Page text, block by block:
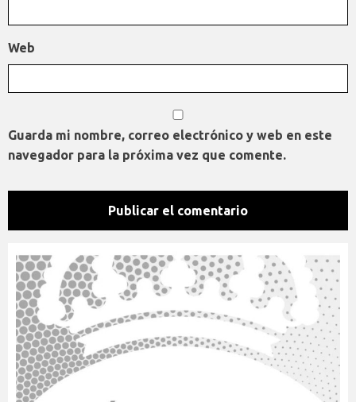
Web
Guarda mi nombre, correo electrónico y web en este
navegador para la próxima vez que comente.